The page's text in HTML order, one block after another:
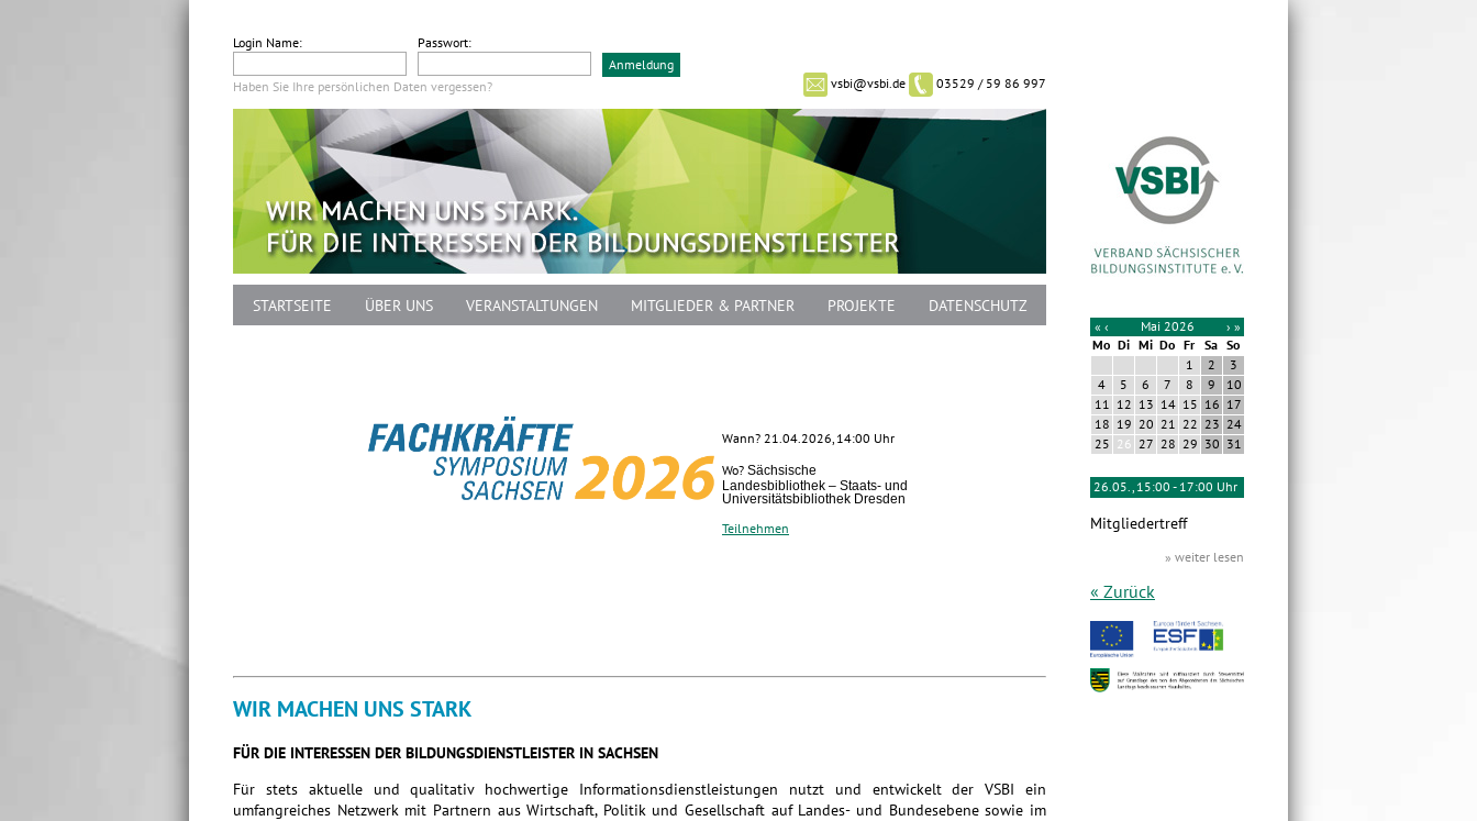
Login Name: Passwort:
Haben Sie Ihre persönlichen Daten vergessen? vsbi@vsbi.de 03529 / 59 86 997
STARTSEITE ÜBER UNS VERANSTALTUNGEN MITGLIEDER & PARTNER PROJEKTE DATENSCHUTZ
Wann? 21.04.2026, 14:00 Uhr
Wo? Sächsische
Landesbibliothek – Staats- und
Universitätsbibliothek Dresden
Teilnehmen
WIR MACHEN UNS STARK
FÜR DIE INTERESSEN DER BILDUNGSDIENSTLEISTER IN SACHSEN
Für stets aktuelle und qualitativ hochwertige Informationsdienstleistungen nutzt und entwickelt der VSBI ein
umfangreiches Netzwerk mit Partnern aus Wirtschaft, Politik und Gesellschaft auf Landes- und Bundesebene sowie im
« ‹ Mai 2026 › »
Mo Di Mi Do Fr Sa So
1
2
3
4
5 6 7 8 9
10
11 12 13 14 15 16 17
18 19 20 21 22 23 24
25 26 27 28 29 30 31
26.05., 15:00 - 17:00 Uhr
Mitgliedertreff
» weiter lesen
« Zurück